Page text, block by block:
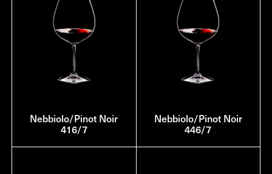
Nebbiolo/Pinot Noir
416/7
Nebbiolo/Pinot Noir
446/7